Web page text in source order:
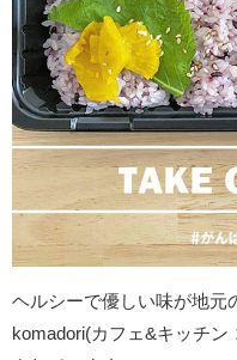
ヘルシーで優しい味が地元
komadori(カフェ&キッチ